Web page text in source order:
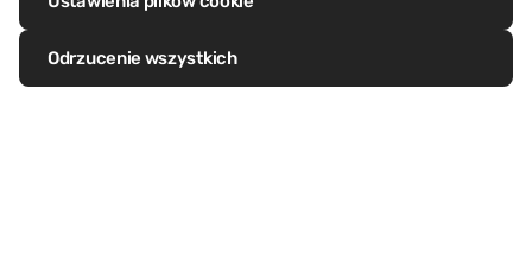
Poznaj ten projekt
Odrzucenie wszystkich